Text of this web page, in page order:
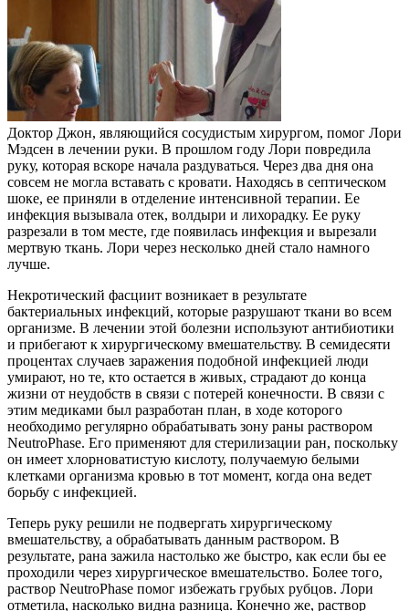
Доктор Джон, являющийся сосудистым хирургом, помог Лори
Мэдсен в лечении руки. В прошлом году Лори повредила
руку, которая вскоре начала раздуваться. Через два дня она
совсем не могла вставать с кровати. Находясь в септическом
шоке, ее приняли в отделение интенсивной терапии. Ее
инфекция вызывала отек, волдыри и лихорадку. Ее руку
разрезали в том месте, где появилась инфекция и вырезали
мертвую ткань. Лори через несколько дней стало намного
лучше.
Некротический фасциит возникает в результате
бактериальных инфекций, которые разрушают ткани во всем
организме. В лечении этой болезни используют антибиотики
и прибегают к хирургическому вмешательству. В семидесяти
процентах случаев заражения подобной инфекцией люди
умирают, но те, кто остается в живых, страдают до конца
жизни от неудобств в связи с потерей конечности. В связи с
этим медиками был разработан план, в ходе которого
необходимо регулярно обрабатывать зону раны раствором
NeutroPhase. Его применяют для стерилизации ран, поскольку
он имеет хлорноватистую кислоту, получаемую белыми
клетками организма кровью в тот момент, когда она ведет
борьбу с инфекцией.
Теперь руку решили не подвергать хирургическому
вмешательству, а обрабатывать данным раствором. В
результате, рана зажила настолько же быстро, как если бы ее
проходили через хирургическое вмешательство. Более того,
раствор NeutroPhase помог избежать грубых рубцов. Лори
отметила, насколько видна разница. Конечно же, раствор